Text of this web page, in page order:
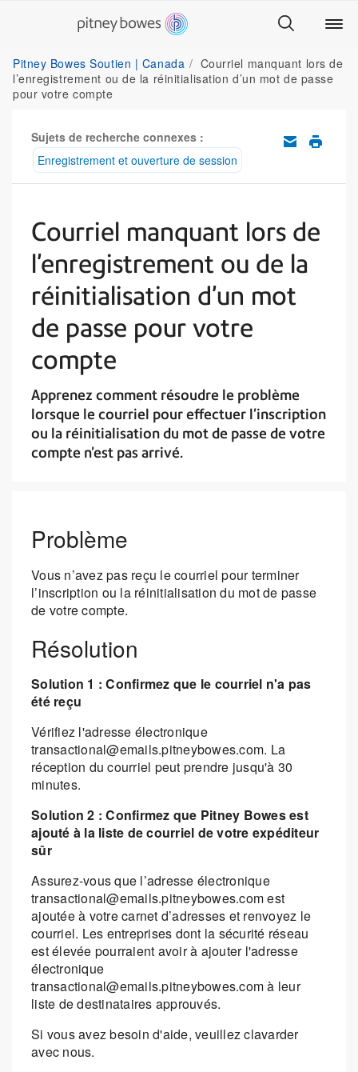
Pitney Bowes Soutien | Canada
Courriel manquant lors de
l’enregistrement ou de la réinitialisation d’un mot de passe
pour votre compte
Sujets de recherche connexes :
Enregistrement et ouverture de session
Courriel manquant lors de
l’enregistrement ou de la
réinitialisation d’un mot
de passe pour votre
compte
Apprenez comment résoudre le problème
lorsque le courriel pour effectuer l’inscription
ou la réinitialisation du mot de passe de votre
compte n’est pas arrivé.
Problème
Vous n’avez pas reçu le courriel pour terminer
l’inscription ou la réinitialisation du mot de passe
de votre compte.
Résolution
Solution 1 : Confirmez que le courriel n'a pas
été reçu
Vérifiez l'adresse électronique
transactional@emails.pitneybowes.com. La
réception du courriel peut prendre jusqu'à 30
minutes.
Solution 2 : Confirmez que Pitney Bowes est
ajouté à la liste de courriel de votre expéditeur
sûr
Assurez-vous que l’adresse électronique
transactional@emails.pitneybowes.com est
ajoutée à votre carnet d’adresses et renvoyez le
courriel. Les entreprises dont la sécurité réseau
est élevée pourraient avoir à ajouter l'adresse
électronique
transactional@emails.pitneybowes.com à leur
liste de destinataires approuvés.
Si vous avez besoin d'aide, veuillez clavarder
avec nous.